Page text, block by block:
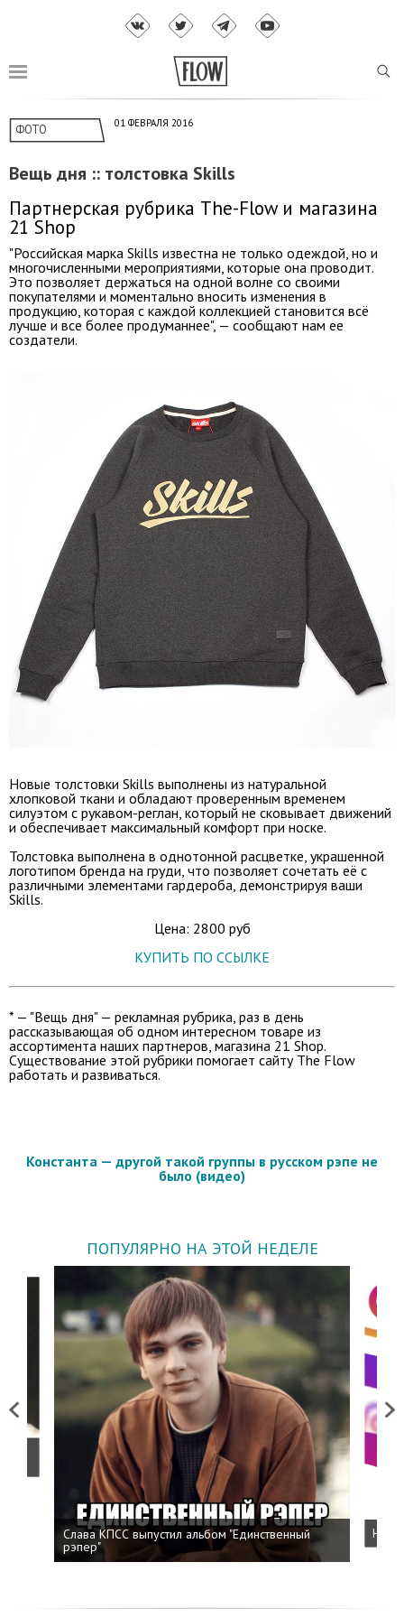
ФОТО 01 ФЕВРАЛЯ 2016
Вещь дня :: толстовка Skills
Партнерская рубрика The-Flow и магазина
21 Shop
"Российская марка Skills известна не только одеждой, но и
многочисленными мероприятиями, которые она проводит.
Это позволяет держаться на одной волне со своими
покупателями и моментально вносить изменения в
продукцию, которая с каждой коллекцией становится всё
лучше и все более продуманнее", — сообщают нам ее
создатели.
Новые толстовки Skills выполнены из натуральной
хлопковой ткани и обладают проверенным временем
силуэтом с рукавом-реглан, который не сковывает движений
и обеспечивает максимальный комфорт при носке.
Толстовка выполнена в однотонной расцветке, украшенной
логотипом бренда на груди, что позволяет сочетать её с
различными элементами гардероба, демонстрируя ваши
Skills.
Цена: 2800 руб
КУПИТЬ ПО ССЫЛКЕ
* — "Вещь дня" — рекламная рубрика, раз в день
рассказывающая об одном интересном товаре из
ассортимента наших партнеров, магазина 21 Shop.
Существование этой рубрики помогает сайту The Flow
работать и развиваться.
Константа — другой такой группы в русском рэпе не
было (видео)
ПОПУЛЯРНО НА ЭТОЙ НЕДЕЛЕ
Previous
Слава КПСС выпустил альбом "Единственный
рэпер"
Next